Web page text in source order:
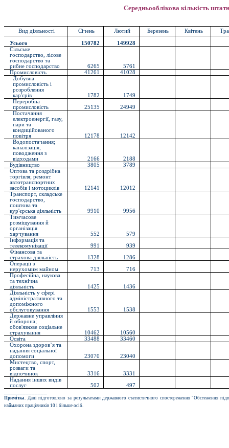
Середньооблікова кількість
Вид діяльності Січень Лютий Березень Квітень
Усього 150782
149928
Сільське
господарство, лісове
господарство та
рибне господарство
6265
5761
Промисловість
41261
41028
Добувна
промисловість і
розроблення
кар'єрів
1782
1749
Переробна
промисловість
25135
24949
Постачання
електроенергії, газу,
пари та
кондиційованого
повітря
12178
12142
Водопостачання;
каналізація,
поводження з
відходами
2166
2188
Будівництво
3805
3789
Оптова та роздрібна
торгівля; ремонт
автотранспортних
засобів і мотоциклів
12141
12012
Транспорт, складське
господарство,
поштова та
кур'єрська діяльність
9910
9956
Тимчасове
розміщування й
організація
харчування
552
579
Інформація та
телекомунікації
991
939
Фінансова та
страхова діяльність
1328
1286
Операції з
нерухомим майном
713
716
Професійна, наукова
та технічна
діяльність
1425
1436
Діяльність у сфері
адміністративного та
допоміжного
обслуговування
1553
1538
Державне управління
й оборона;
обов'язкове соціальне
страхування
10462
10560
Освіта
33488
33460
Охорона здоров’я та
надання соціальної
допомоги
23070
23040
Мистецтво, спорт,
розваги та
відпочинок
3316
3331
Надання інших видів
послуг
502
497
Примітка. Дані підготовлено за результатами державного статистичного спостереження "Обстеження
найманих працівників 10 і більше осіб.